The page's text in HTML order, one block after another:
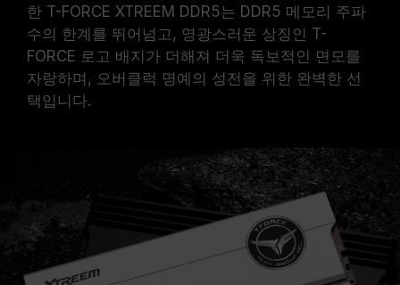
한 T-FORCE XTREEM DDR5는 DDR5 메모리 주파
수의 한계를 뛰어넘고, 영광스러운 상징인 T-
FORCE 로고 배지가 더해져 더욱 독보적인 면모를
자랑하며, 오버클럭 명예의 성전을 위한 완벽한 선
택입니다.